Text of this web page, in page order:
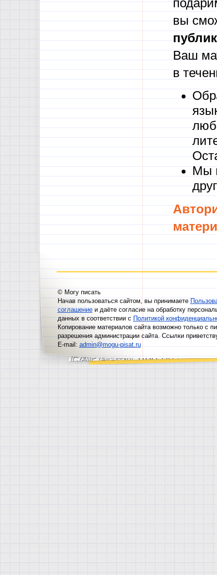
вы
Ваш
в
Мы
© Могу писать
Начав пользоваться сайтом, вы принимаете
соглашениеи даёте согласие на обработку
данных в соответствии сПолитикой
Копирование материалов сайта возможно только с
разрешения администрации сайта. Ссылки
E-mail:admin@mogu-pisat.ru